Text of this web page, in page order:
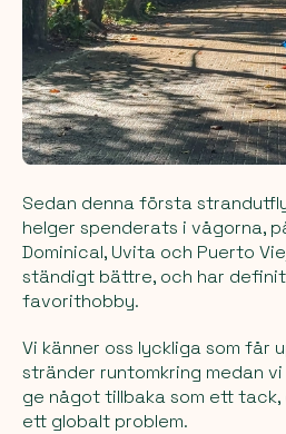
Sedan denna första
helger spenderats i vågorna,
Dominical, Uvita och Puerto
ständigt bättre, och har
favorithobby.
Vi känner oss lyckliga som får
stränder runtomkring medan
ge något tillbaka som ett
ett globalt problem.